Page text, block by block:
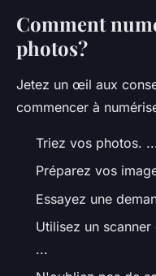
Comment
photos?
Jetez un œil aux
commencer à
Triez vos photos.
Préparez vos
Essayez une
Utilisez un
...